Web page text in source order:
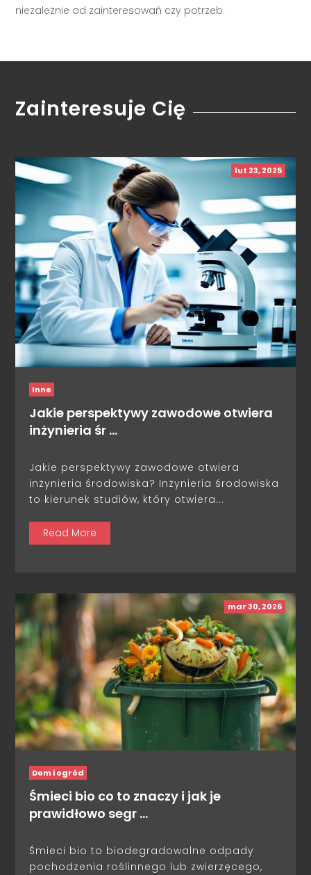
niezależnie od zainteresowań czy potrzeb.
Zainteresuje Cię
lut 23, 2025
Inne
Jakie perspektywy zawodowe otwiera
inżynieria śr …
Jakie perspektywy zawodowe otwiera
inżynieria środowiska? Inżynieria środowiska
to kierunek studiów, który otwiera...
Read More
mar 30, 2026
Dom i ogród
Śmieci bio co to znaczy i jak je
prawidłowo segr …
Śmieci bio to biodegradowalne odpady
pochodzenia roślinnego lub zwierzęcego,